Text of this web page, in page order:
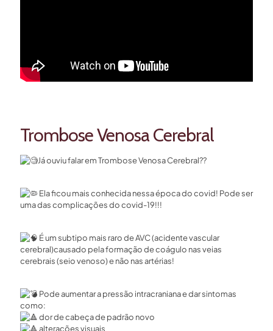
Trombose Venosa Cerebral
Já ouviu falar em Trombose Venosa Cerebral??
Ela ficou mais conhecida nessa época do covid! Pode ser
uma das complicações do covid-19!!!
É um subtipo mais raro de AVC (acidente vascular
cerebral)causado pela formação de coágulo nas veias
cerebrais (seio venoso) e não nas artérias!
Pode aumentar a pressão intracraniana e dar sintomas
como:
dor de cabeça de padrão novo
alterações visuais